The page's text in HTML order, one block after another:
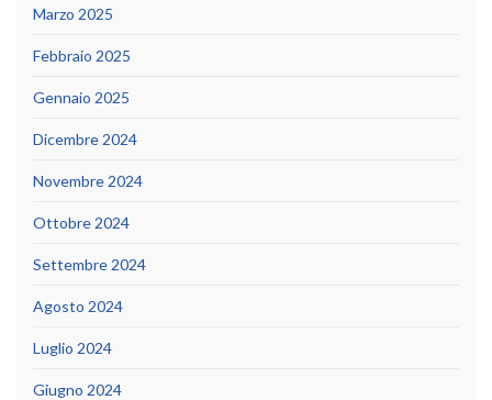
Marzo 2025
Febbraio 2025
Gennaio 2025
Dicembre 2024
Novembre 2024
Ottobre 2024
Settembre 2024
Agosto 2024
Luglio 2024
Giugno 2024